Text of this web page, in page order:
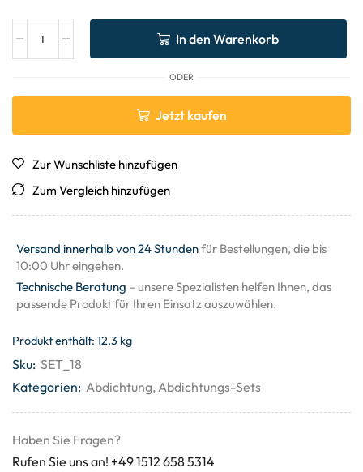
In den Warenkorb
ODER
Jetzt kaufen
Zur Wunschliste hinzufügen
Zum Vergleich hinzufügen
Versand innerhalb von 24 Stundenfür Bestellungen, die bis
10:00 Uhr eingehen.
Technische Beratung – unsere Spezialisten helfen Ihnen, das
passende Produkt für Ihren Einsatz auszuwählen.
Produkt enthält: 12,3 kg
Sku: SET_18
Kategorien: Abdichtung,Abdichtungs-Sets
Haben Sie Fragen?
Rufen Sie uns an! +49 1512 658 5314